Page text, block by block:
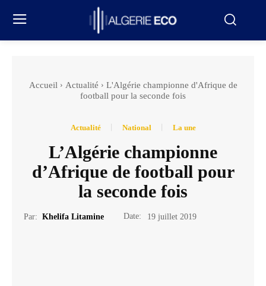
Accueil Actualité
L'Algérie championne d'Afrique de
football pour la seconde fois
Actualité National La une
L’Algérie championne
d’Afrique de football pour
la seconde fois
Par: Khelifa Litamine Date: 19 juillet 2019